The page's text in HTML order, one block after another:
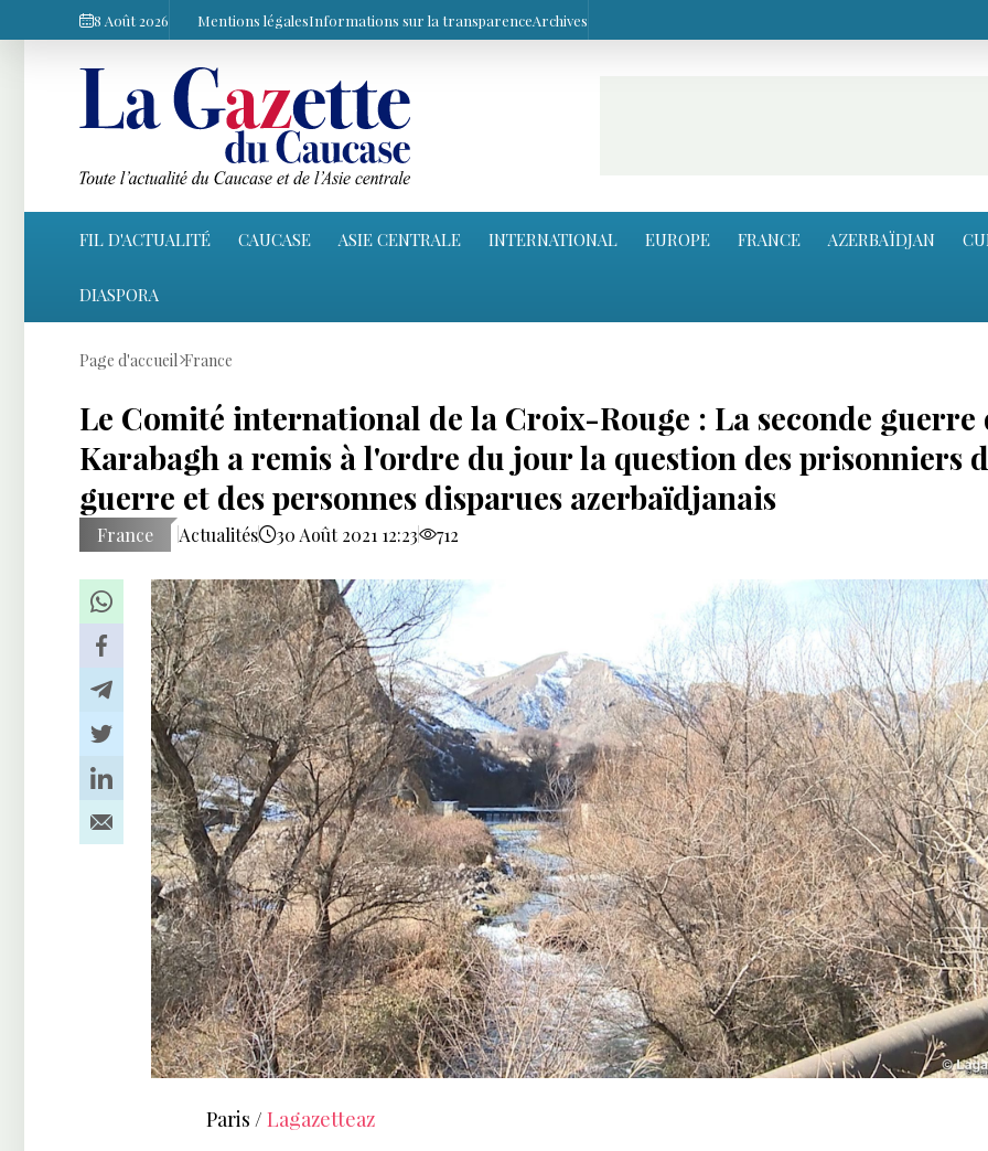
8 Août 2026 Mentions légalesInformations sur la transparenceArchives
FIL D'ACTUALITÉ CAUCASE ASIE CENTRALE INTERNATIONAL EUROPE FRANCE AZERBAÏDJAN
DIASPORA
Page d'accueil France
Le Comité international de la Croix-Rouge : La seconde guerre
Karabagh a remis à l'ordre du jour la question des prisonniers
guerre et des personnes disparues azerbaïdjanais
France Actualités 30 Août 2021 12:23 712
Paris / Lagazetteaz